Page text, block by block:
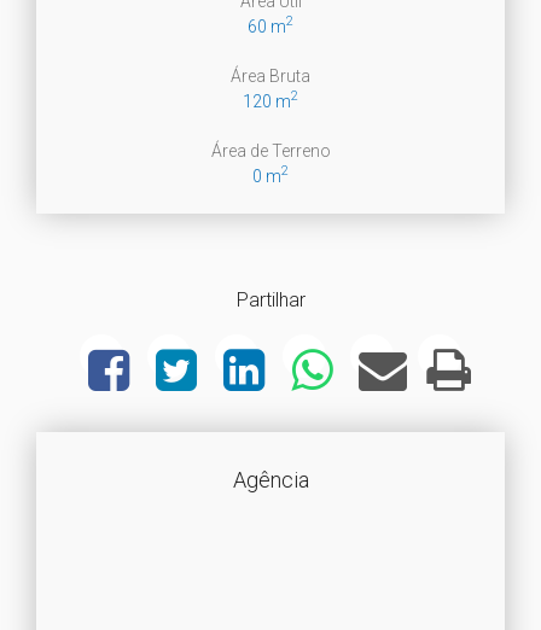
60 m2
Área Bruta
120 m2
Área de Terreno
0 m2
Partilhar
Agência